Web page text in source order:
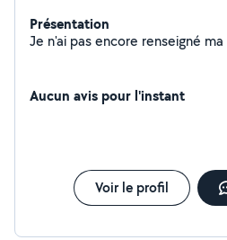
Présentation
Aucun avis pour l'instant
Voir le profil